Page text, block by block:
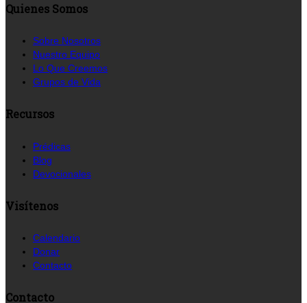
Quienes Somos
Sobre Nosotros
Nuestro Equipo
Lo Que Creemos
Grupos de Vida
Recursos
Prédicas
Blog
Devocionales
Visítenos
Calendario
Donar
Contacto
Contacto